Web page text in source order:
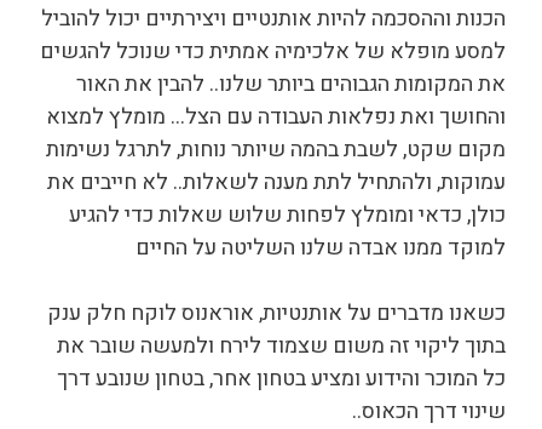
הכנות וההסכמה להיות אותנטיים ויצירתיים יכול להוביל
למסע מופלא של אלכימיה אמתית כדי שנוכל להגשים
את המקומות הגבוהים ביותר שלנו.. להבין את האור
והחושך ואת נפלאות העבודה עם הצל… מומלץ למצוא
מקום שקט, לשבת בהמה שיותר נוחות, לתרגל נשימות
עמוקות, ולהתחיל לתת מענה לשאלות.. לא חייבים את
כולן, כדאי ומומלץ לפחות שלוש שאלות כדי להגיע
למוקד ממנו אבדה שלנו השליטה על החיים
כשאנו מדברים על אותנטיות, אוראנוס לוקח חלק ענק
בתוך ליקוי זה משום שצמוד לירח ולמעשה שובר את
כל המוכר והידוע ומציע בטחון אחר, בטחון שנובע דרך
שינוי דרך הכאוס..